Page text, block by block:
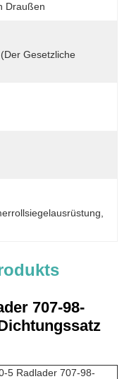
Draußen
Gesetzliche
707-98-
5 Radlader 707-98-